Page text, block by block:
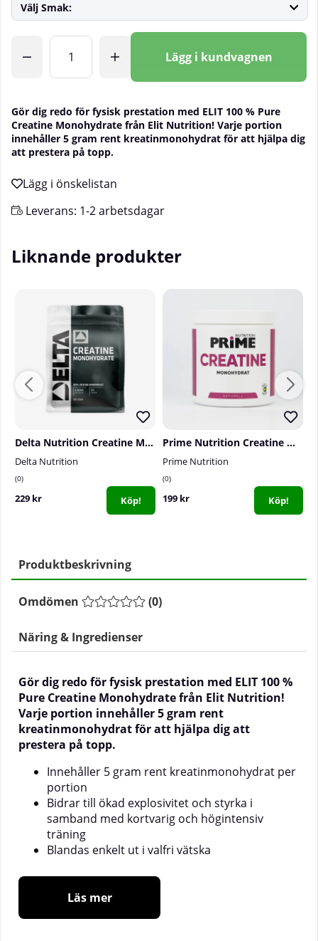
Välj Smak:
Lägg i kundvagnen
Gör dig redo för fysisk prestation med ELIT 100 % Pure
Creatine Monohydrate från Elit Nutrition! Varje portion
innehåller 5 gram rent kreatinmonohydrat för att hjälpa dig
att prestera på topp.
Leverans: 1-2 arbetsdagar
Liknande produkter
Delta Nutrition Creatine Monohydrate, 400 g
Delta Nutrition
0
229 kr Köp!
Prime Nutrition Creatine Monohydrate, 300 g
Prime Nutrition
0
199 kr Köp!
Produktbeskrivning
Omdömen (0)
Näring & Ingredienser
Gör dig redo för fysisk prestation med ELIT 100 %
Pure Creatine Monohydrate från Elit Nutrition!
Varje portion innehåller 5 gram rent
kreatinmonohydrat för att hjälpa dig att
prestera på topp.
Innehåller 5 gram rent kreatinmonohydrat per
portion
Bidrar till ökad explosivitet och styrka i
samband med kortvarig och högintensiv
träning
Blandas enkelt ut i valfri vätska
Innehåller rent kreatinmonohydrat
ELIT 100 % Pure Creatine Monohydrate från Elit
Läs mer